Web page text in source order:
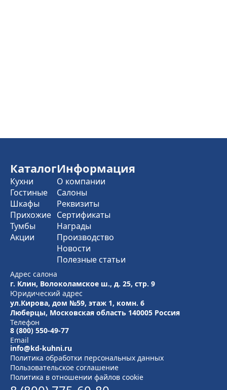
Каталог
Кухни
Гостиные
Шкафы
Прихожие
Тумбы
Акции
Информация
О компании
Салоны
Реквизиты
Сертификаты
Награды
Производство
Новости
Полезные статьи
Адрес салона
г. Клин, Волоколамское ш., д. 25, стр. 9
Юридический адрес
ул.Кирова, дом №59, этаж 1, комн. 6
Люберцы, Московская область 140005 Россия
Телефон
8 (800) 550-49-77
Email
info@kd-kuhni.ru
Политика обработки персональных данных
Пользовательское соглашение
Политика в отношении файлов cookie